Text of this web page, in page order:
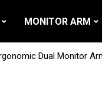
MONITOR ARM
Dual Monitor